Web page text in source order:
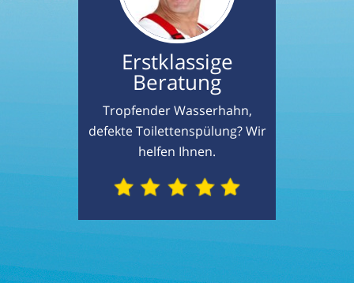
Erstklassige
Beratung
Tropfender Wasserhahn,
defekte Toilettenspülung? Wir
helfen Ihnen.